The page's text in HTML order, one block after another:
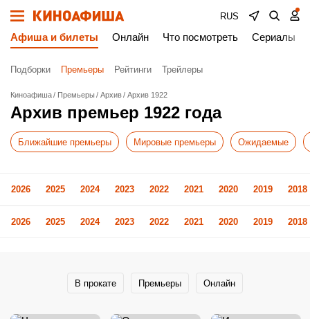
RUS
Афиша и билеты Онлайн Что посмотреть Сериалы
Подборки Премьеры Рейтинги Трейлеры
Киноафиша Премьеры Архив Архив 1922
Архив премьер 1922 года
Ближайшие премьеры Мировые премьеры Ожидаемые
2026 2025 2024 2023 2022 2021 2020 2019 2018
2026 2025 2024 2023 2022 2021 2020 2019 2018
В прокате Премьеры Онлайн